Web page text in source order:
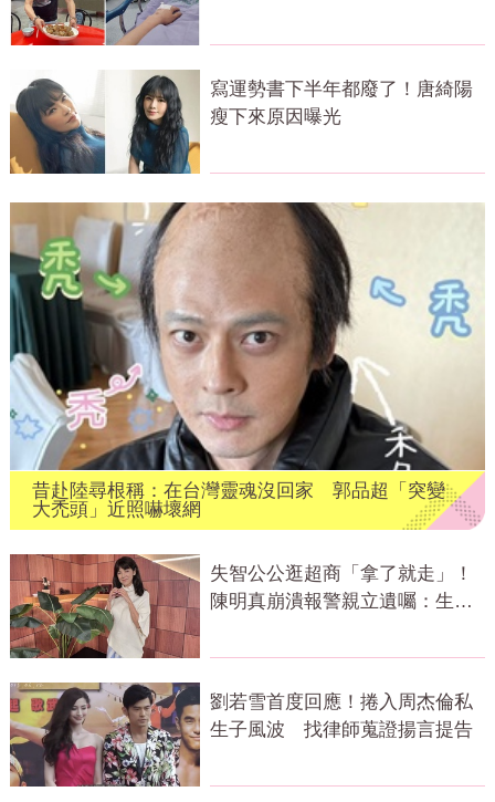
寫運勢書下半年都廢了！唐綺陽
瘦下來原因曝光
昔赴陸尋根稱：在台灣靈魂沒回家 郭品超「突變
大禿頭」近照嚇壞網
失智公公逛超商「拿了就走」！
陳明真崩潰報警親立遺囑：生命
劉若雪首度回應！捲入周杰倫私
生子風波 找律師蒐證揚言提告